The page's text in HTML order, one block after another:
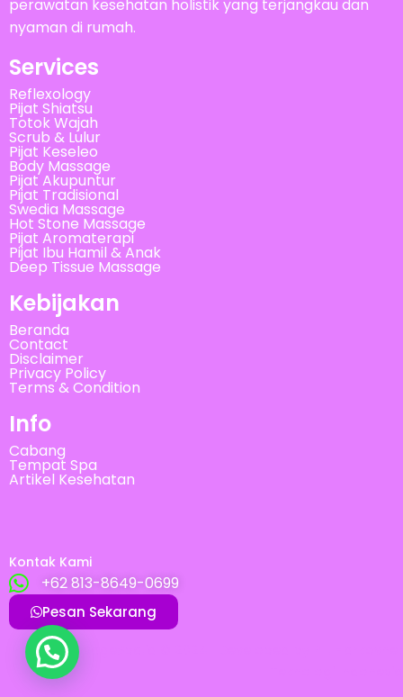
perawatan kesehatan holistik yang terjangkau dan
nyaman di rumah.
Services
Reflexology
Pijat Shiatsu
Totok Wajah
Scrub & Lulur
Pijat Keseleo
Body Massage
Pijat Akupuntur
Pijat Tradisional
Swedia Massage
Hot Stone Massage
Pijat Aromaterapi
Pijat Ibu Hamil & Anak
Deep Tissue Massage
Kebijakan
Beranda
Contact
Disclaimer
Privacy Policy
Terms & Condition
Info
Cabang
Tempat Spa
Artikel Kesehatan
Kontak Kami
+62 813-8649-0699
Pesan Sekarang
MassageSpa.id © 2024 | Developed by